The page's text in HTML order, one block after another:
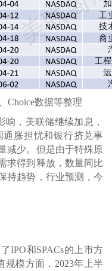
Choice数据等整理
响，美联储继续加息，
通胀担忧和银行挤兑事
减少。但是由于特殊原
求得到释放，数量同比
持趋势，行业预测，今
IPO和SPACs的上市方
规模方面，2023年上半